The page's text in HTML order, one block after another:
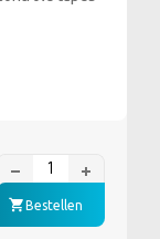
Bestellen